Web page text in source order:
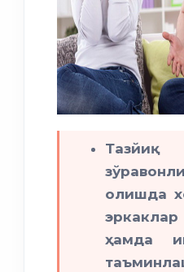
олишда
эркаклар
ҳамда